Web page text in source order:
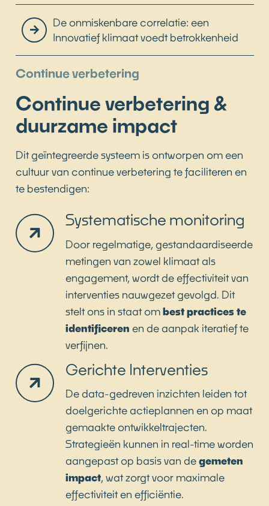
Echter, een aanzienlijk deel is ‘actively
disengaged’ (actief niet-betrokken), wat in België
invloed hebben op collega’s en de organisatie.
Een effectieve medewerkersbetrokkenheid
benodigt een multidimensionale aanpak die
de veranderende werkdynamiek. Onze
gefundeerde methodologie integreert drie
essentiële dimensies die samen een holistisch
betrokkenheid.
De onmiskenbare correlatie: een
Innovatief klimaat voedt betrokkenheid
Continue verbetering
Continue verbetering &
duurzame impact
Dit geïntegreerde systeem is ontworpen om een
cultuur van continue verbetering te faciliteren en
te bestendigen:
Systematische monitoring
Door regelmatige, gestandaardiseerde
metingen van zowel klimaat als
engagement, wordt de effectiviteit van
interventies nauwgezet gevolgd. Dit
stelt ons in staat ombest practices te
identificeren en de aanpak iteratief te
verfijnen.
Gerichte Interventies
De data-gedreven inzichten leiden tot
doelgerichte actieplannen en op maat
gemaakte ontwikkeltrajecten.
Strategieën kunnen in real-time worden
aangepast op basis van degemeten
impact, wat zorgt voor maximale
effectiviteit en efficiëntie.